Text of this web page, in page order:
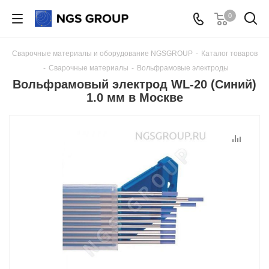
0
Сварочные материалы и оборудование NGSGROUP - Каталог товаров
- Сварочные материалы - Вольфрамовые электроды
Вольфрамовый электрод WL-20 (Синий)
1.0 мм в Москве